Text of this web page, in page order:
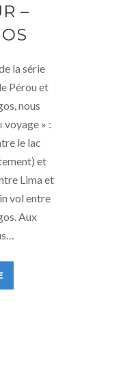
–
la série
Pérou et
nous
voyage » :
le lac
et
Lima et
vol entre
Aux